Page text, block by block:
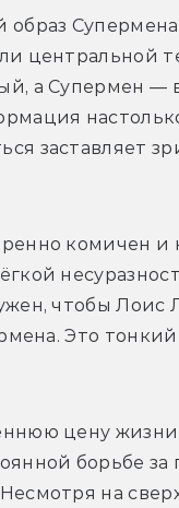
центральной
а Супермен —
заставляет
комичен и
чтобы Лоис
Это
цену
борьбе
на